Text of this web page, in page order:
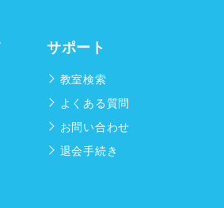
サポート
教室検索
よくある質問
お問い合わせ
退会手続き